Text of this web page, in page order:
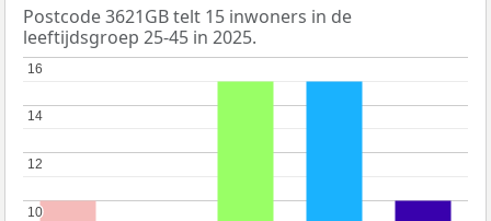
Postcode 3621GB telt 15 inwoners in de
leeftijdsgroep 25-45 in 2025.
10
10
12
12
14
14
16
16